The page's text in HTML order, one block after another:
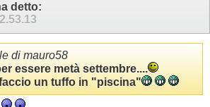
detto:
di mauro58
essere metà settembre....
un tuffo in "piscina"